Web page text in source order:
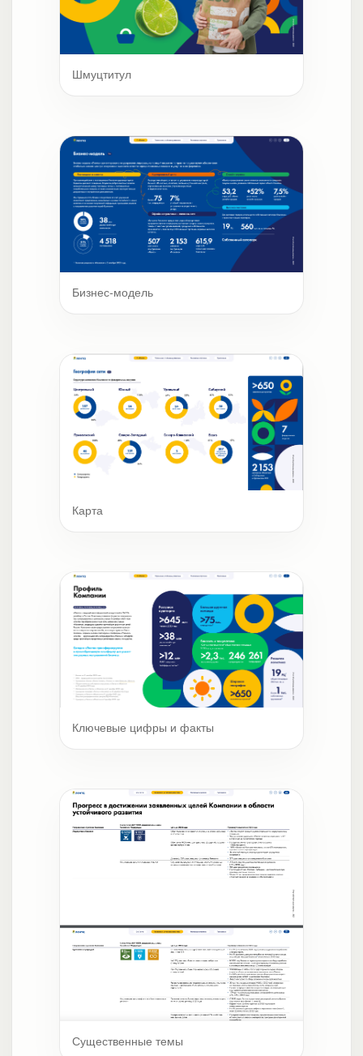
Шмуцтитул
Бизнес-модель
Карта
Ключевые цифры и факты
Существенные темы